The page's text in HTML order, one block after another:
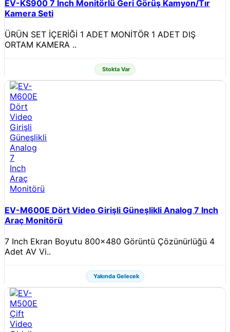
EV-KS900 7 Inch Monitörlü Geri Görüş Kamyon/Tır
Kamera Seti
ÜRÜN SET İÇERİĞİ 1 ADET MONİTÖR 1 ADET DIŞ
ORTAM KAMERA ..
Stokta Var
EV-M600E Dört Video Girişli Güneşlikli Analog 7 Inch
Araç Monitörü
7 Inch Ekran Boyutu 800x480 Görüntü Çözünürlüğü 4
Adet AV Vi..
Yakında Gelecek